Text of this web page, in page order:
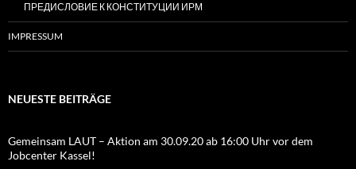
ПРЕДИСЛОВИЕ К КОНСТИТУЦИИ ИРМ
IMPRESSUM
NEUESTE BEITRÄGE
Gemeinsam LAUT – Aktion am 30.09.20 ab 16:00 Uhr vor dem
Jobcenter Kassel!